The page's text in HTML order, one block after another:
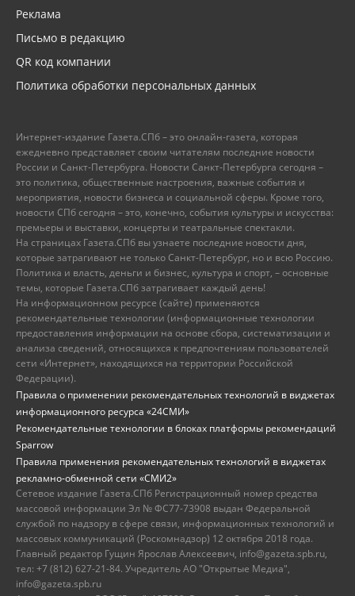
Реклама
Письмо в редакцию
QR код компании
Политика обработки персональных данных
Интернет-издание Газета.СПб – это онлайн-газета, которая
ежедневно представляет своим читателям последние новости
России и Санкт-Петербурга. Новости Санкт-Петербурга сегодня –
это политика, общественные настроения, важные события и
мероприятия, новости бизнеса и социальной сферы. Кроме того,
новости СПб сегодня – это, конечно, события культуры и искусства:
премьеры и выставки, концерты и театральные спектакли.
На страницах Газета.СПб вы узнаете последние новости дня,
которые затрагивают не только Санкт-Петербург, но и всю Россию.
Политика и власть, деньги и бизнес, культура и спорт, – основные
темы, которые Газета.СПб затрагивает каждый день!
На информационном ресурсе (сайте) применяются
рекомендательные технологии (информационные технологии
предоставления информации на основе сбора, систематизации и
анализа сведений, относящихся к предпочтениям пользователей
сети «Интернет», находящихся на территории Российской
Федерации).
Правила о применении рекомендательных технологий в виджетах
информационного ресурса «24СМИ»
Рекомендательные технологии в блоках платформы рекомендаций
Sparrow
Правила применения рекомендательных технологий в виджетах
рекламно-обменной сети «СМИ2»
Сетевое издание Газета.СПб Регистрационный номер средства
массовой информации Эл № ФС77-73908 выдан Федеральной
службой по надзору в сфере связи, информационных технологий и
массовых коммуникаций (Роскомнадзор) 12 октября 2018 года.
Главный редактор Гущин Ярослав Алексеевич, info@gazeta.spb.ru,
тел: +7 (812) 627-21-84. Учредитель АО "Открытые Медиа",
info@gazeta.spb.ru